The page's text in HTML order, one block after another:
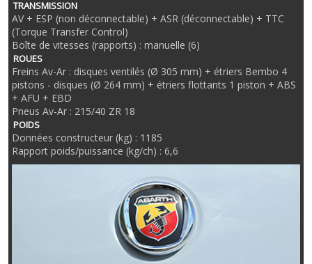
TRANSMISSION
AV + ESP (non déconnectable) + ASR (déconnectable) + TTC
(Torque Transfer Control)
Boîte de vitesses (rapports) : manuelle (6)
ROUES
Freins Av-Ar : disques ventilés (Ø 305 mm) + étriers Bembo 4
pistons - disques (Ø 264 mm) + étriers flottants 1 piston + ABS
+ AFU + EBD
Pneus Av-Ar : 215/40 ZR 18
POIDS
Données constructeur (kg) : 1185
Rapport poids/puissance (kg/ch) : 6,6